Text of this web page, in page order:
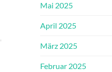
Mai 2025
April 2025
März 2025
Februar 2025